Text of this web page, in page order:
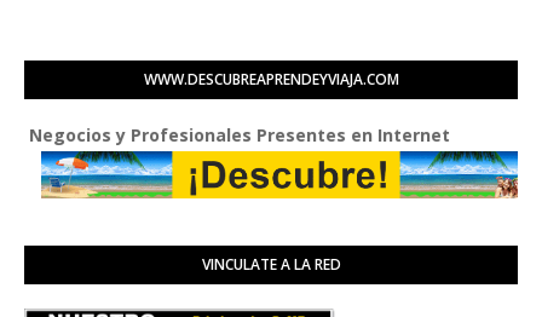
WWW.DESCUBREAPRENDEYVIAJA.COM
y Profesionales Presentes en Internet
VINCULATE A LA RED